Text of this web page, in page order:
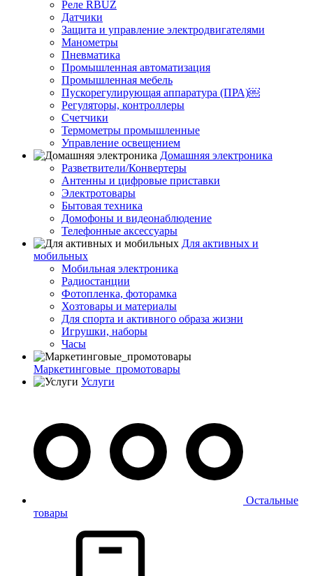
Реле RBUZ
Датчики
Защита и управление электродвигателями
Манометры
Пневматика
Промышленная автоматизация
Промышленная мебель
Пускорегулирующая аппаратура (ПРА)￼
Регуляторы, контроллеры
Счетчики
Термометры промышленные
Управление освещением
Домашняя электроника
Разветвители/Конвертеры
Антенны и цифровые приставки
Электротовары
Бытовая техника
Домофоны и видеонаблюдение
Телефонные аксессуары
Для активных и
мобильных
Мобильная электроника
Радиостанции
Фотопленка, фоторамка
Хозтовары и материалы
Для спорта и активного образа жизни
Игрушки, наборы
Часы
Маркетинговые_промотовары
Услуги
Остальные
товары